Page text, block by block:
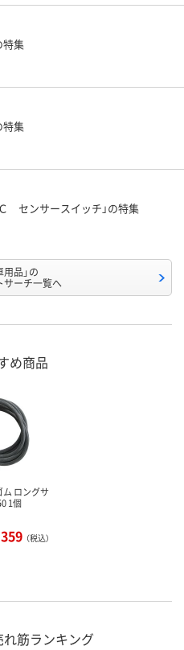
特集
特集
センサースイッチ」の特集
用品」の
サーチ一覧へ
め商品
ム ロングサ
1個
（税込）
れ筋ランキング